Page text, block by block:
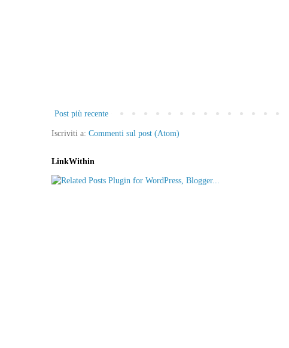
Post più recente
Iscriviti a: Commenti sul post (Atom)
LinkWithin